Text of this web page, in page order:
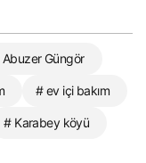
Güngör
# ev içi bakım
# Karabey köyü